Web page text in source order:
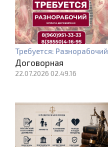
Требуется: Разнорабочий
Договорная
22.07.2026 02.49.16